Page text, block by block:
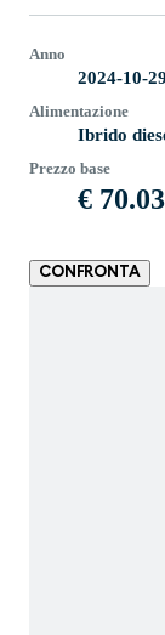
Anno
2024-10-29
Alimentazione
Ibrido
Prezzo base
€
CONFRONTA